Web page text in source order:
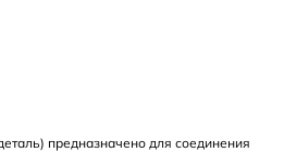
предназначено для соединения